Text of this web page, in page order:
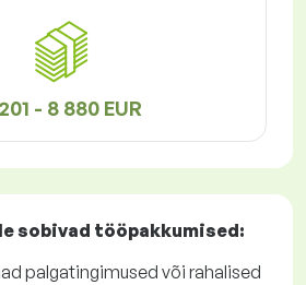
- 8 880 EUR
sobivad tööpakkumised:
palgatingimused või rahalised